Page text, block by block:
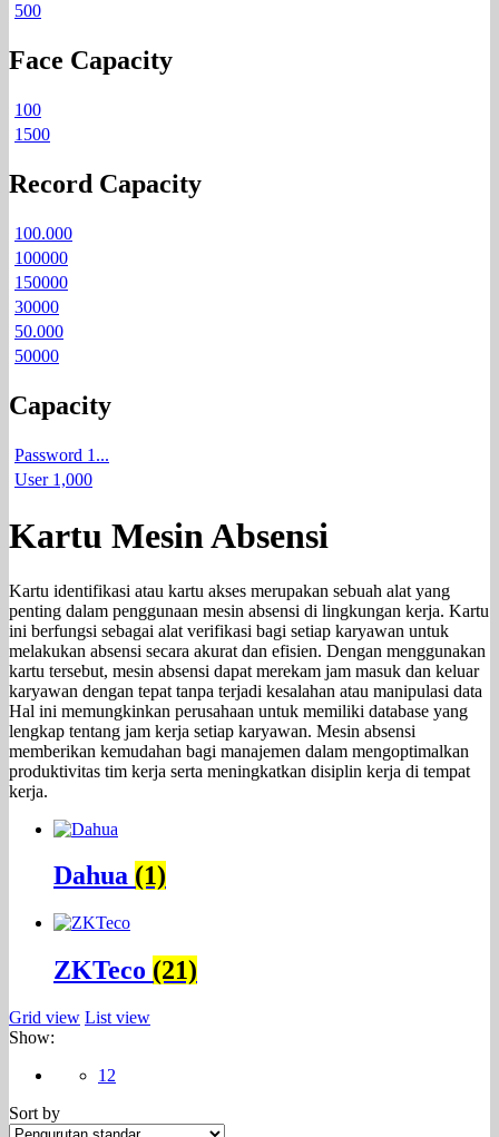
500
Face Capacity
100
1500
Record Capacity
100.000
100000
150000
30000
50.000
50000
Capacity
Password 1...
User 1,000
Kartu Mesin Absensi
Kartu identifikasi atau kartu akses merupakan sebuah alat yang
penting dalam penggunaan mesin absensi di lingkungan kerja. Kartu
ini berfungsi sebagai alat verifikasi bagi setiap karyawan untuk
melakukan absensi secara akurat dan efisien. Dengan menggunakan
kartu tersebut, mesin absensi dapat merekam jam masuk dan keluar
karyawan dengan tepat tanpa terjadi kesalahan atau manipulasi data
Hal ini memungkinkan perusahaan untuk memiliki database yang
lengkap tentang jam kerja setiap karyawan. Mesin absensi
memberikan kemudahan bagi manajemen dalam mengoptimalkan
produktivitas tim kerja serta meningkatkan disiplin kerja di tempat
kerja.
Dahua (1)
ZKTeco (21)
Grid view List view
Show:
12
Sort by